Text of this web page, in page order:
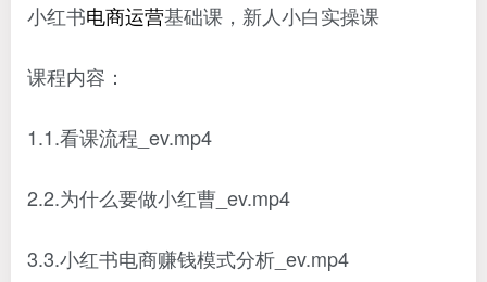
小红书电商运营基础课，新人小白实操课
课程内容：
1.1.看课流程_ev.mp4
2.2.为什么要做小红曹_ev.mp4
3.3.小红书电商赚钱模式分析_ev.mp4